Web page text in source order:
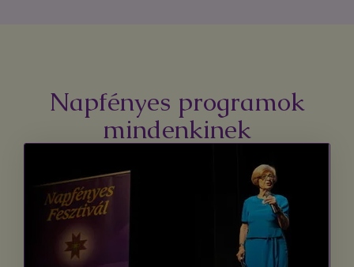
Napfényes programok
mindenkinek